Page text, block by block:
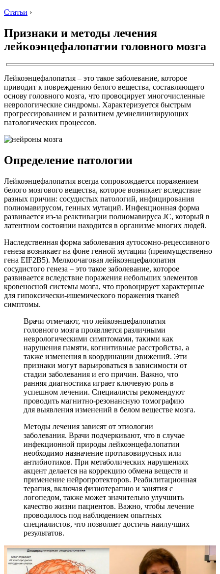
Статьи ›
Признаки и методы лечения
лейкоэнцефалопатии головного мозга
Лейкоэнцефалопатия – это такое заболевание, которое
приводит к повреждению белого вещества, составляющего
основу головного мозга, что провоцирует многочисленные
неврологические синдромы. Характеризуется быстрым
прогрессированием и развитием демиелинизирующих
патологических процессов.
Определение патологии
Лейкоэнцефалопатия всегда сопровождается поражением
белого мозгового вещества, которое возникает вследствие
разных причин: сосудистых патологий, инфицирования
полиомавирусом, генных мутаций. Инфекционная форма
развивается из-за реактивации полиомавируса JC, который в
латентном состоянии находится в организме многих людей.
Наследственная форма заболевания аутосомно-рецессивного
генеза возникает на фоне генной мутации (преимущественно
гена EIF2B5). Мелкоочаговая лейкоэнцефалопатия
сосудистого генеза – это такое заболевание, которое
развивается вследствие поражения небольших элементов
кровеносной системы мозга, что провоцирует характерные
для гипоксически-ишемического поражения тканей
симптомы.
Врачи отмечают, что лейкоэнцефалопатия
головного мозга проявляется различными
неврологическими симптомами, такими как
нарушения памяти, когнитивные расстройства, а
также изменения в координации движений. Эти
признаки могут варьироваться в зависимости от
стадии заболевания и его причин. Важно, что
ранняя диагностика играет ключевую роль в
успешном лечении. Специалисты рекомендуют
проводить магнитно-резонансную томографию
для выявления изменений в белом веществе мозга.
Методы лечения зависят от этиологии
заболевания. Врачи подчеркивают, что в случае
инфекционной природы лейкоэнцефалопатии
необходимо назначение противовирусных или
антибиотиков. При метаболических нарушениях
акцент делается на коррекцию обмена веществ и
применение нейропротекторов. Реабилитационная
терапия, включая физиотерапию и занятия с
логопедом, также может значительно улучшить
качество жизни пациентов. Важно, чтобы лечение
проводилось под наблюдением опытных
специалистов, что позволяет достичь наилучших
результатов.